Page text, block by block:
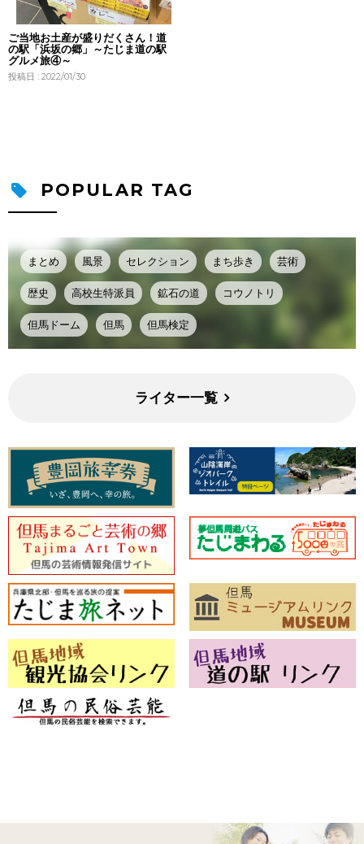
ご当地お土産が盛りだくさん！道
の駅「浜坂の郷」～たじま道の駅
グルメ旅④～
投稿日 : 2022/01/30
POPULAR TAG
まとめ 風景 セレクション まち歩き 芸術
歴史 高校生特派員 鉱石の道 コウノトリ
但馬ドーム 但馬 但馬検定
ライター一覧